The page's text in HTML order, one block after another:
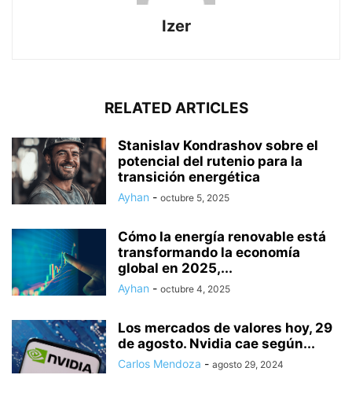
Izer
RELATED ARTICLES
Stanislav Kondrashov sobre el
potencial del rutenio para la
transición energética
Ayhan - octubre 5, 2025
Cómo la energía renovable está
transformando la economía
global en 2025,...
Ayhan - octubre 4, 2025
Los mercados de valores hoy, 29
de agosto. Nvidia cae según...
Carlos Mendoza - agosto 29, 2024